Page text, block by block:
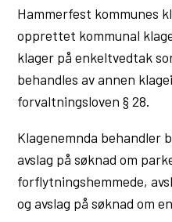
m
m
u
n
Hammerfest kommunes
opprettet kommunal
klager på enkeltvedtak
behandles av annen
forvaltningsloven § 28.
Klagenemnda behandler
avslag på søknad om
forflytningshemmede,
og avslag på søknad om